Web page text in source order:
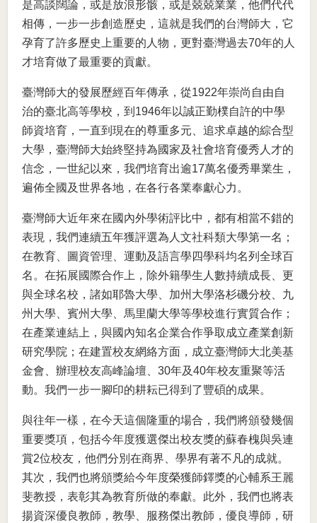
是高談闊論，或是放浪形骸，或是兢兢業業，他們代代
相傳，一步一步創造歷史，這就是我們的台灣師大，它
孕育了許多歷史上重要的人物，更對臺灣過去70年的人
才培育做了最重要的貢獻。
臺灣師大的發展歷經百年傳承，從1922年崇尚自由自
治的臺北高等學校，到1946年以誠正勤樸自許的中學
師資培育，一直到現在的尊重多元、追求卓越的綜合型
大學，臺灣師大始終堅持為國家及社會培育優秀人才的
信念，一世紀以來，我們培育出逾17萬名優秀畢業生，
遍佈全國及世界各地，在各行各業奉獻心力。
臺灣師大近年來在國內外學術評比中，都有相當不錯的
表現，我們連續五年獲評選為人文社科類大學第一名；
在教育、圖資管理、運動及語言學四學科均名列全球百
名。在拓展國際合作上，除外籍學生人數持續成長、更
與全球名校，諸如耶魯大學、加州大學洛杉磯分校、九
州大學、賓州大學、馬里蘭大學等學校進行實質合作；
在產業連結上，與國內知名企業合作爭取成立產業創新
研究學院；在建置校友網絡方面，成立臺灣師大北美基
金會、辦理校友高峰論壇、30年及40年校友重聚等活
動。我們一步一腳印的耕耘已得到了豐碩的成果。
與往年一樣，在今天這個隆重的場合，我們將頒發幾個
重要獎項，包括今年度獲選傑出校友獎的蘇春槐與吳連
賞2位校友，他們分別在商界、學界有著不凡的成就。
其次，我們也將頒獎給今年度榮獲師鐸獎的心輔系王麗
斐教授，表彰其為教育所做的奉獻。此外，我們也將表
揚資深優良教師，教學、服務傑出教師，優良導師，研